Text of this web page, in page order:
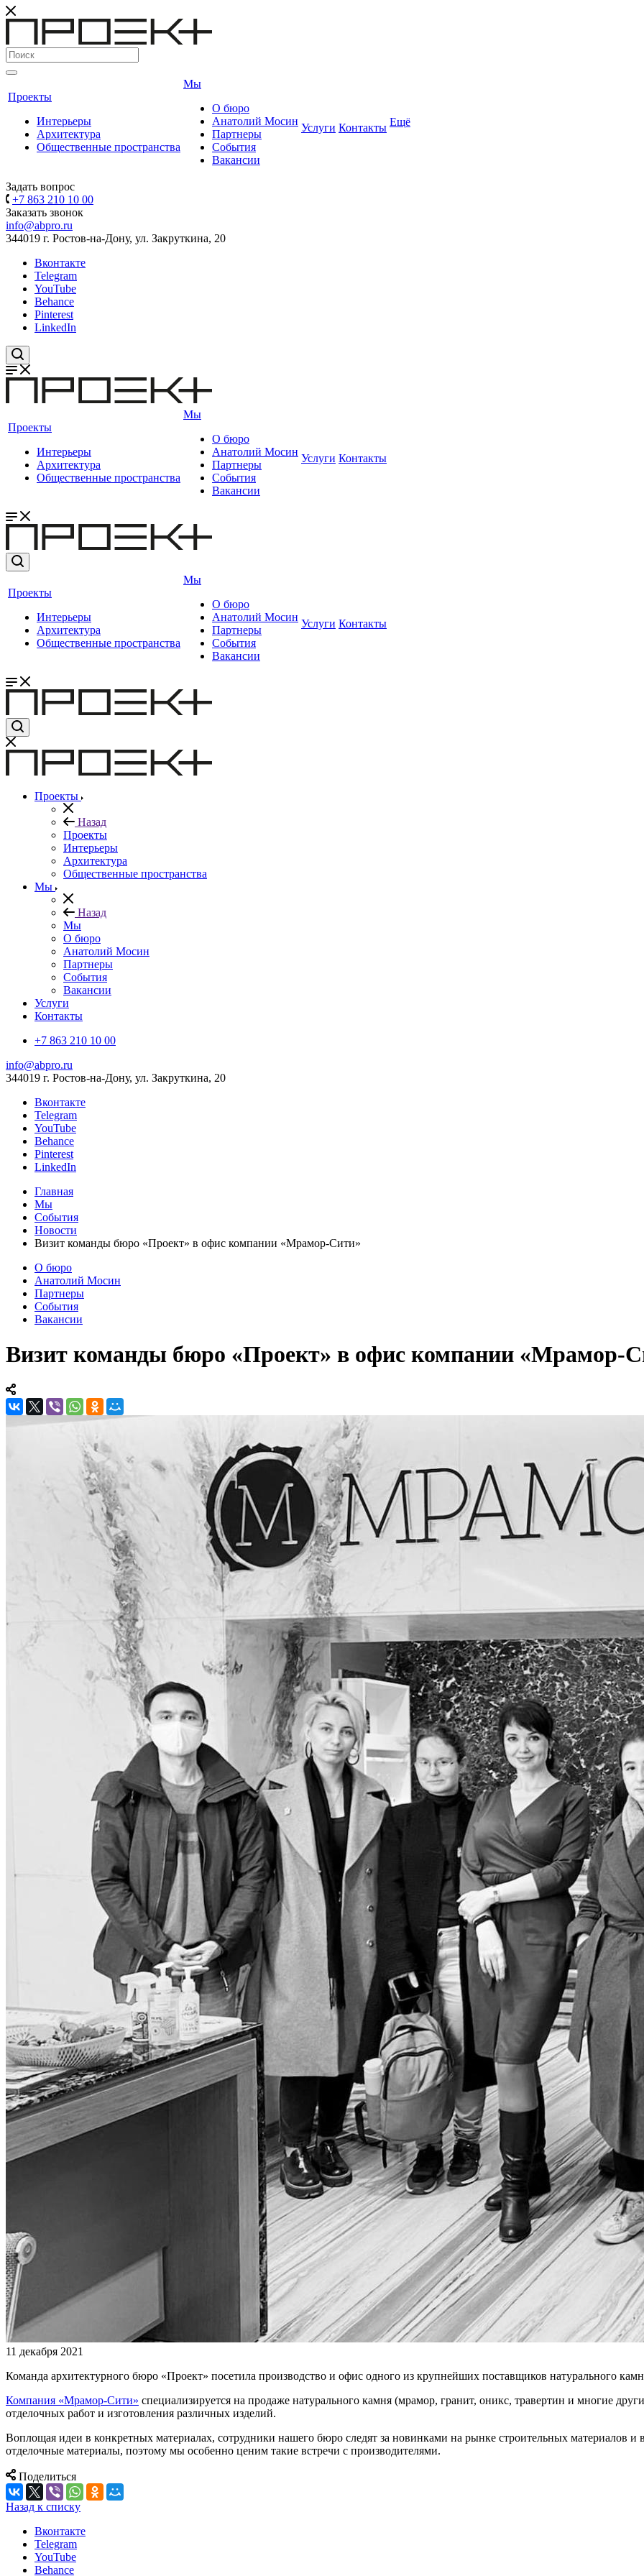
Проекты
Интерьеры
Архитектура
Общественные пространства
Мы
О бюро
Анатолий Мосин
Партнеры
События
Вакансии
Услуги Контакты Ещё
Задать вопрос
+7 863 210 10 00
Заказать звонок
info@abpro.ru
344019 г. Ростов-на-Дону, ул. Закруткина, 20
Вконтакте
Telegram
YouTube
Behance
Pinterest
LinkedIn
Проекты
Интерьеры
Архитектура
Общественные пространства
Мы
О бюро
Анатолий Мосин
Партнеры
События
Вакансии
Услуги Контакты
Проекты
Интерьеры
Архитектура
Общественные пространства
Мы
О бюро
Анатолий Мосин
Партнеры
События
Вакансии
Услуги Контакты
Проекты
Назад
Проекты
Интерьеры
Архитектура
Общественные пространства
Мы
Назад
Мы
О бюро
Анатолий Мосин
Партнеры
События
Вакансии
Услуги
Контакты
+7 863 210 10 00
info@abpro.ru
344019 г. Ростов-на-Дону, ул. Закруткина, 20
Вконтакте
Telegram
YouTube
Behance
Pinterest
LinkedIn
Главная
Мы
События
Новости
Визит команды бюро «Проект» в офис компании «Мрамор-Сити»
О бюро
Анатолий Мосин
Партнеры
События
Вакансии
Визит команды бюро «Проект» в офис компании «Мрамор-
11 декабря 2021
Команда архитектурного бюро «Проект» посетила производство и офис одного из крупнейших поставщиков натурального
Компания «Мрамор-Сити» специализируется на продаже натурального камня (мрамор, гранит, оникс, травертин и многие
отделочных работ и изготовления различных изделий.
Воплощая идеи в конкретных материалах, сотрудники нашего бюро следят за новинками на рынке строительных материалов и
отделочные материалы, поэтому мы особенно ценим такие встречи с производителями.
Поделиться
Назад к списку
Вконтакте
Telegram
YouTube
Behance